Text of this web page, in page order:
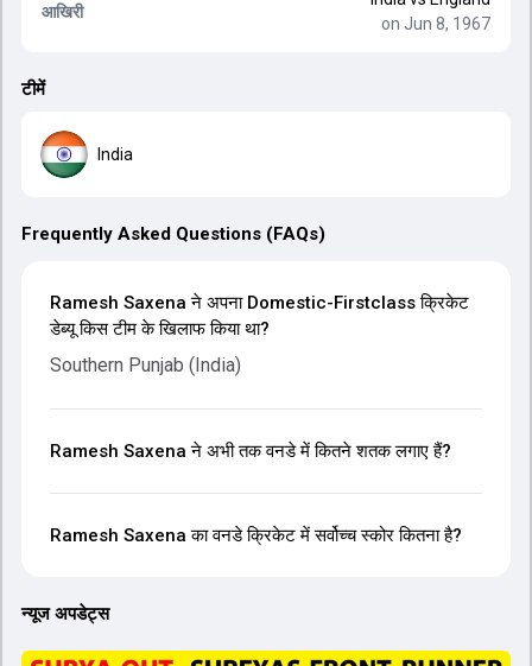
आखिरी
on Jun 8, 1967
टीमें
India
Frequently Asked Questions (FAQs)
Ramesh Saxena ने अपना Domestic-Firstclass क्रिकेट
डेब्यू किस टीम के खिलाफ किया था?
Southern Punjab (India)
Ramesh Saxena ने अभी तक वनडे में कितने शतक लगाए हैं?
Ramesh Saxena का वनडे क्रिकेट में सर्वोच्च स्कोर कितना है?
न्यूज अपडेट्स